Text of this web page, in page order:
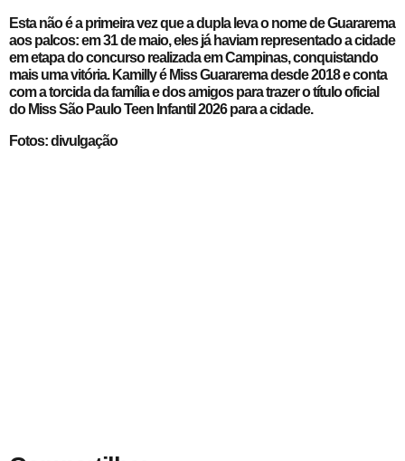
Esta não é a primeira vez que a dupla leva o nome de Guararema
aos palcos: em 31 de maio, eles já haviam representado a cidade
em etapa do concurso realizada em Campinas, conquistando
mais uma vitória. Kamilly é Miss Guararema desde 2018 e conta
com a torcida da família e dos amigos para trazer o título oficial
do Miss São Paulo Teen Infantil 2026 para a cidade.
Fotos: divulgação